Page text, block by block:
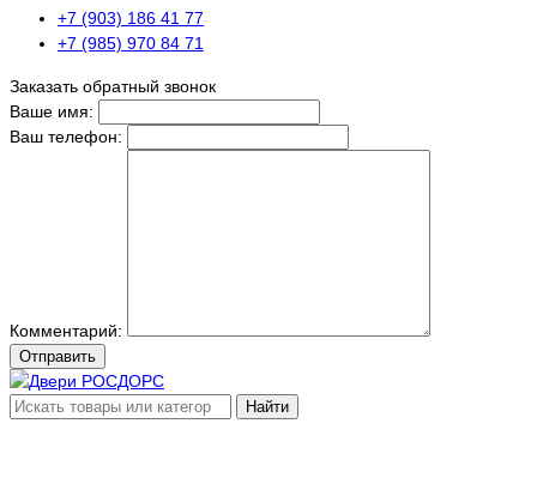
+7 (903) 186 41 77
+7 (985) 970 84 71
Заказать обратный звонок
Ваше имя:
Ваш телефон:
Комментарий:
Отправить
Найти